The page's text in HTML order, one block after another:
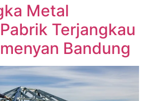
Metal
Terjangkau
Bandung